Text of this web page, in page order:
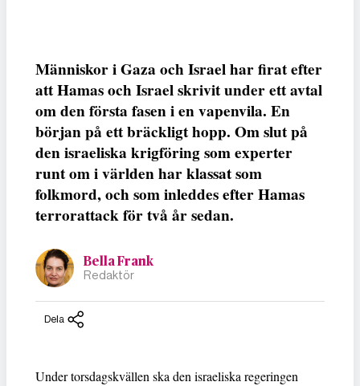
Människor i Gaza och Israel har firat efter
att Hamas och Israel skrivit under ett avtal
om den första fasen i en vapenvila. En
början på ett bräckligt hopp. Om slut på
den israeliska krigföring som experter
runt om i världen har klassat som
folkmord, och som inleddes efter Hamas
terrorattack för två år sedan.
Bella Frank
Redaktör
Dela
Under torsdagskvällen ska den israeliska regeringen